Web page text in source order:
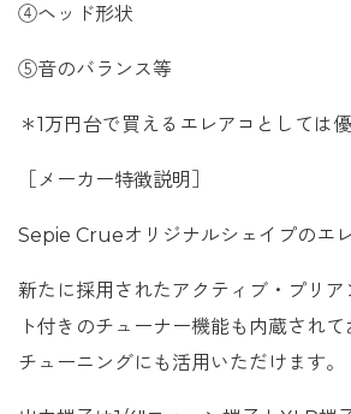
④ヘッド形状
⑤音のバランス等
＊1万円台で買えるエレアコとしては
［メーカー特徴説明］
Sepie Crueオリジナルシェイプのエレ
新たに採用されたアクティブ・プリア
ト付きのチューナー機能も内蔵され
チューニングにも活用いただけます。